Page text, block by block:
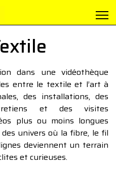
dans une vidéothèque
entre le textile et l’art à
des installations, des
et des visites
plus ou moins longues
univers où la fibre, le fil
deviennent un terrain
et curieuses.